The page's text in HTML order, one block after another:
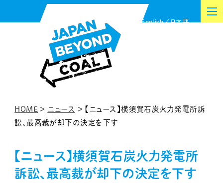
容
English 日本語
HOME > ニュース > 【ニュース】横須賀石炭火力発電所訴
訟、最高裁が却下の決定を下す
【ニュース】横須賀石炭火力発電所
訴訟、最高裁が却下の決定を下す